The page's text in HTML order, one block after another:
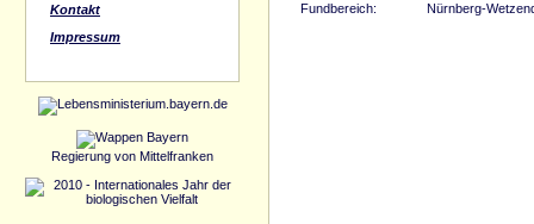
Kontakt
Impressum
Regierung von Mittelfranken
Fundbereich: Nürnberg-